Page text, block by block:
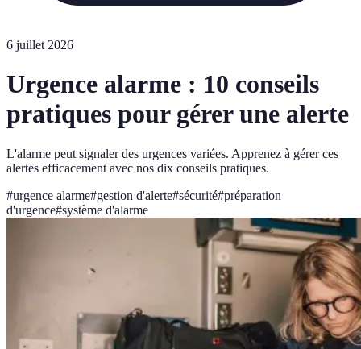
6 juillet 2026
Urgence alarme : 10 conseils
pratiques pour gérer une alerte
L'alarme peut signaler des urgences variées. Apprenez à gérer ces
alertes efficacement avec nos dix conseils pratiques.
#urgence alarme#gestion d'alerte#sécurité#préparation
d'urgence#système d'alarme